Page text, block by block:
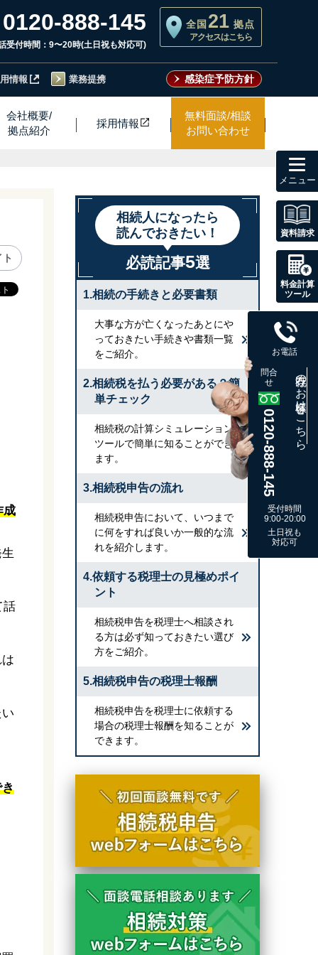
0120-888-145
受付時間：9〜20時(土日祝も対応可)
全国 21 拠点
アクセスはこちら
情報 業務提携 感染症予防方針
会社概要/
拠点紹介
採用情報
無料面談/相談
お問い合わせ
成
話
相続人になったら
読んでおきたい！
必読記事5選
1.相続の手続きと必要書類
大事な方が亡くなったあとにや
っておきたい手続きや書類一覧
をご紹介。
2.相続税を払う必要がある？簡
単チェック
相続税の計算シミュレーション
ツールで簡単に知ることができ
ます。
3.相続税申告の流れ
相続税申告において、いつまで
に何をすれば良いか一般的な流
れを紹介します。
4.依頼する税理士の見極めポイ
ント
相続税申告を税理士へ相談され
る方は必ず知っておきたい選び
方をご紹介。
5.相続税申告の税理士報酬
相続税申告を税理士に依頼する
場合の税理士報酬を知ることが
できます。
資料請求
料金計算
ツール
お電話
問合
せ
0120-888-145
既存のお客様はこちら
受付時間
9:00-20:00
土日祝も
対応可